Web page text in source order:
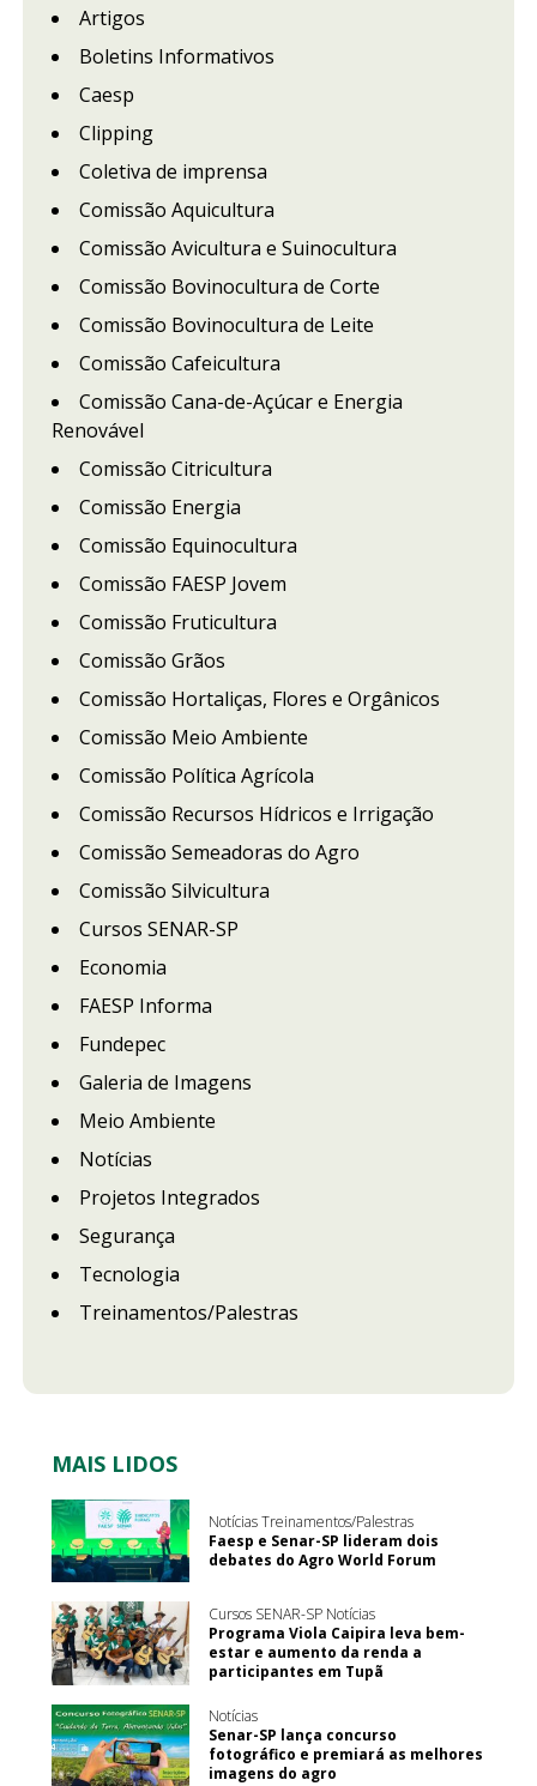
Artigos
Boletins Informativos
Caesp
Clipping
Coletiva de imprensa
Comissão Aquicultura
Comissão Avicultura e Suinocultura
Comissão Bovinocultura de Corte
Comissão Bovinocultura de Leite
Comissão Cafeicultura
Comissão Cana-de-Açúcar e Energia
Renovável
Comissão Citricultura
Comissão Energia
Comissão Equinocultura
Comissão FAESP Jovem
Comissão Fruticultura
Comissão Grãos
Comissão Hortaliças, Flores e Orgânicos
Comissão Meio Ambiente
Comissão Política Agrícola
Comissão Recursos Hídricos e Irrigação
Comissão Semeadoras do Agro
Comissão Silvicultura
Cursos SENAR-SP
Economia
FAESP Informa
Fundepec
Galeria de Imagens
Meio Ambiente
Notícias
Projetos Integrados
Segurança
Tecnologia
Treinamentos/Palestras
MAIS LIDOS
Notícias Treinamentos/Palestras
Faesp e Senar-SP lideram dois
debates do Agro World Forum
Cursos SENAR-SP Notícias
Programa Viola Caipira leva bem-
estar e aumento da renda a
participantes em Tupã
Notícias
Senar-SP lança concurso
fotográfico e premiará as melhores
imagens do agro